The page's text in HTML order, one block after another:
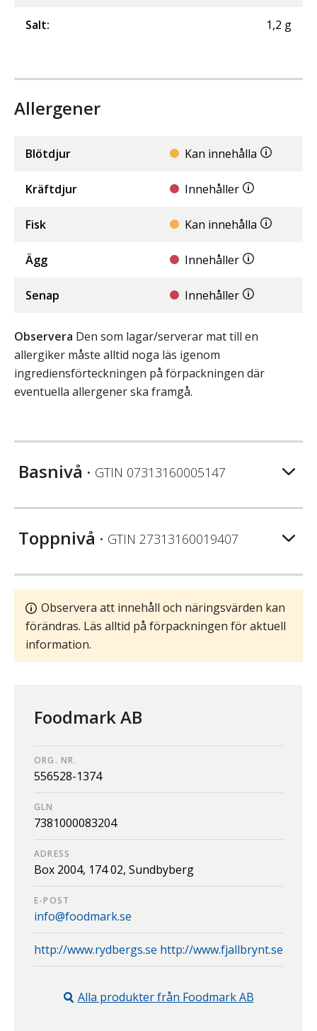
Salt: 1,2 g
Allergener
Blötdjur Kan innehålla
Kräftdjur Innehåller
Fisk Kan innehålla
Ägg Innehåller
Senap Innehåller
Observera Den som lagar/serverar mat till en
allergiker måste alltid noga läs igenom
ingrediensförteckningen på förpackningen där
eventuella allergener ska framgå.
Basnivå • GTIN 07313160005147
Toppnivå • GTIN 27313160019407
Observera att innehåll och näringsvärden kan
förändras. Läs alltid på förpackningen för aktuell
information.
Foodmark AB
ORG. NR.
556528-1374
GLN
7381000083204
ADRESS
Box 2004, 174 02, Sundbyberg
E-POST
info@foodmark.se
http://www.rydbergs.se http://www.fjallbrynt.se
Alla produkter från Foodmark AB